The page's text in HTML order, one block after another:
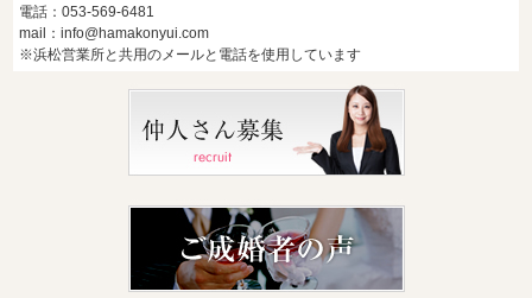
電話：053-569-6481
mail：info@hamakonyui.com
※浜松営業所と共用のメールと電話を使用しています